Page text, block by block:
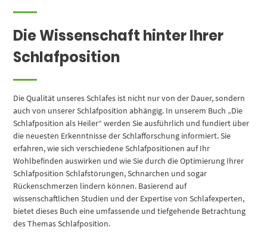
Die Wissenschaft hinter Ihrer
Schlafposition
Die Qualität unseres Schlafes ist nicht nur von der Dauer, sondern
auch von unserer Schlafposition abhängig. In unserem Buch „Die
Schlafposition als Heiler“ werden Sie ausführlich und fundiert über
die neuesten Erkenntnisse der Schlafforschung informiert. Sie
erfahren, wie sich verschiedene Schlafpositionen auf Ihr
Wohlbefinden auswirken und wie Sie durch die Optimierung Ihrer
Schlafposition Schlafstörungen, Schnarchen und sogar
Rückenschmerzen lindern können. Basierend auf
wissenschaftlichen Studien und der Expertise von Schlafexperten,
bietet dieses Buch eine umfassende und tiefgehende Betrachtung
des Themas Schlafposition.